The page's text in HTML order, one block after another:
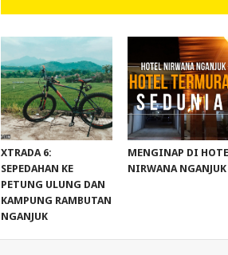
REVIEW POLYGON
XTRADA 6:
SEPEDAHAN KE
PETUNG ULUNG DAN
KAMPUNG RAMBUTAN
NGANJUK
MURAH BANGET!
MENGINAP DI
NIRWANA NGANJUK